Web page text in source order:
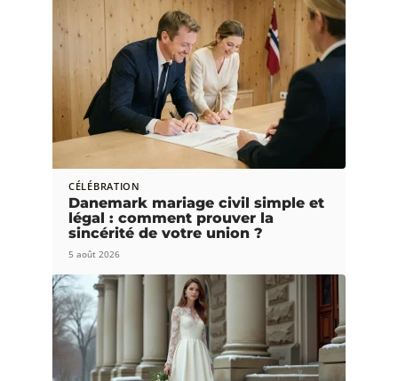
CÉLÉBRATION
Danemark mariage civil simple et
légal : comment prouver la
sincérité de votre union ?
5 août 2026